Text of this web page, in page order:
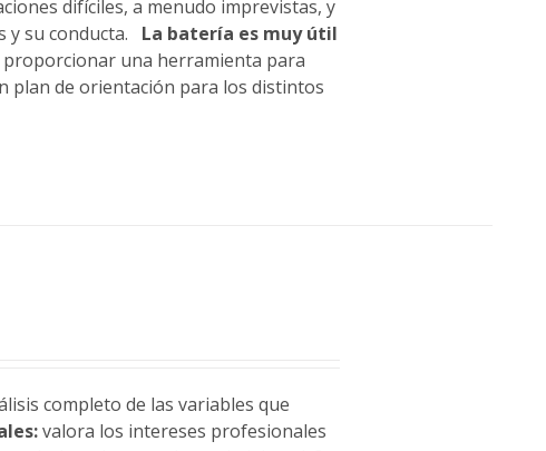
difíciles, a menudo imprevistas, y
y su conducta. La batería es muy útil
proporcionar una herramienta para
plan de orientación para los distintos
completo de las variables que
valora los intereses profesionales